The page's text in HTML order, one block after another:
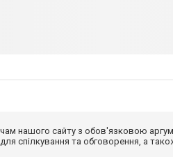
нашого сайту з обов'язковою
спілкування та обговорення, а